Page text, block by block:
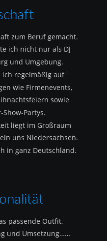
zum Beruf gemacht.
ich nicht nur als DJ
und Umgebung.
ich regelmäßig auf
wie Firmenevents,
sowie
Partys.
liegt im Großraum
uns Niedersachsen.
in ganz Deutschland.
passende Outfit,
und Umsetzung……